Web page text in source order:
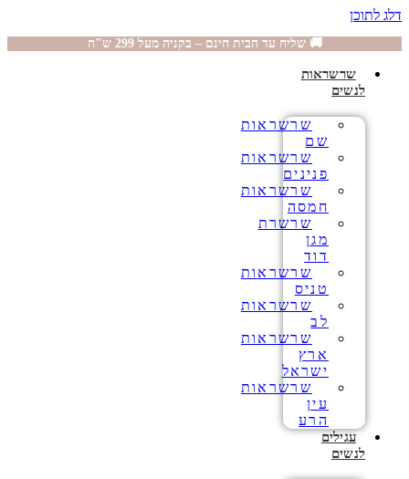
דלג לתוכן
🚚 שליח עד הבית חינם – בקניה מעל 299 ש"ח
שרשראות
לנשים
שרשראות
שם
שרשראות
פנינים
שרשראות
חמסה
שרשרת
מגן
דוד
שרשראות
טניס
שרשראות
לב
שרשראות
ארץ
ישראל
שרשראות
עין
הרע
עגילים
לנשים